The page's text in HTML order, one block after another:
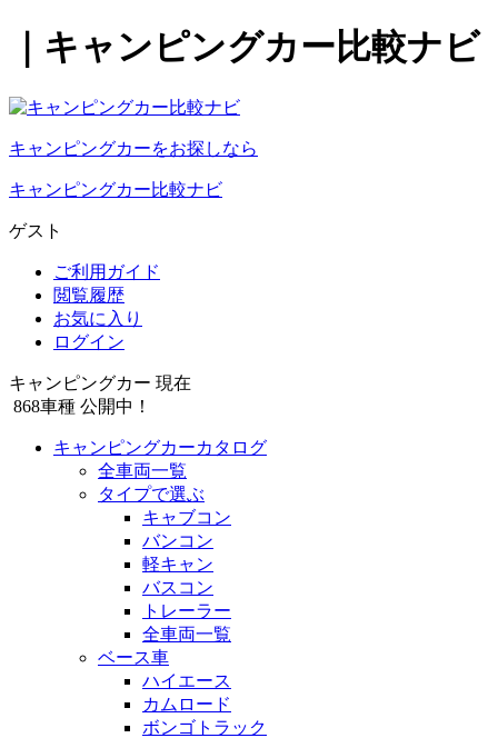
｜キャンピングカー比較ナビ
キャンピングカーをお探しなら
キャンピングカー比較ナビ
ゲスト
ご利用ガイド
閲覧履歴
お気に入り
ログイン
キャンピングカー 現在
868車種 公開中！
キャンピングカーカタログ
全車両一覧
タイプで選ぶ
キャブコン
バンコン
軽キャン
バスコン
トレーラー
全車両一覧
ベース車
ハイエース
カムロード
ボンゴトラック